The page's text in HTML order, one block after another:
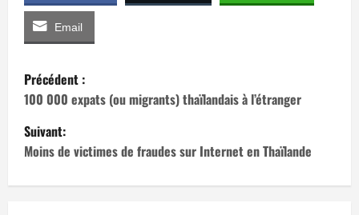
Email
N
a
v
Précédent :
100 000 expats (ou migrants) thaïlandais à l’étranger
Suivant:
Moins de victimes de fraudes sur Internet en Thaïlande